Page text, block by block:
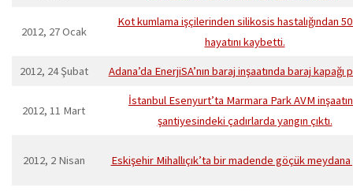
2012, 27 Ocak
Kot kumlama işçilerinden silikosis hastalığından
hayatını kaybetti.
2012, 24 Şubat Adana’da EnerjiSA’nın baraj inşaatında baraj kapağı
2012, 11 Mart
İstanbul Esenyurt’ta Marmara Park AVM
şantiyesindeki çadırlarda yangın çıktı.
2012, 2 Nisan Eskişehir Mihallıçık’ta bir madende göçük